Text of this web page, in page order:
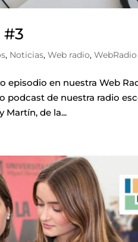
#3
, Noticias,Web radio,WebRadio
episodio en nuestra Web
podcast de nuestra radio
Martín, de la...